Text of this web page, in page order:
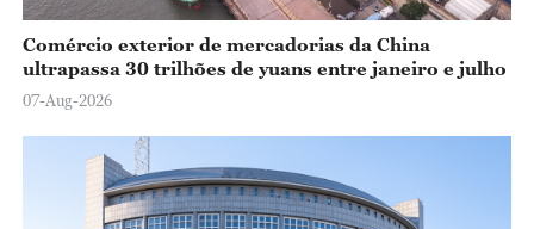
Comércio exterior de mercadorias da China
ultrapassa 30 trilhões de yuans entre janeiro e julho
07-Aug-2026